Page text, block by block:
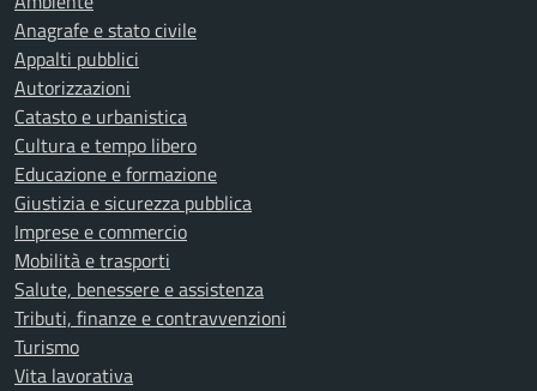
Anagrafe e stato civile
Appalti pubblici
Autorizzazioni
Catasto e urbanistica
Cultura e tempo libero
Educazione e formazione
Giustizia e sicurezza pubblica
Imprese e commercio
Mobilità e trasporti
Salute, benessere e assistenza
Tributi, finanze e contravvenzioni
Turismo
Vita lavorativa